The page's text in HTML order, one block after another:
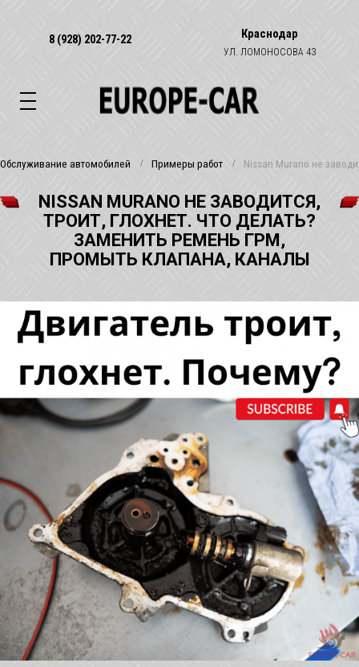
8 (928) 202-77-22 Краснодар
УЛ. ЛОМОНОСОВА 43
Обслуживание автомобилей Примеры работ Nissan Murano не
NISSAN MURANO НЕ ЗАВОДИТСЯ,
ТРОИТ, ГЛОХНЕТ. ЧТО ДЕЛАТЬ?
ЗАМЕНИТЬ РЕМЕНЬ ГРМ,
ПРОМЫТЬ КЛАПАНА, КАНАЛЫ